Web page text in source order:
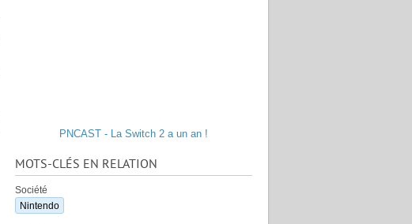
PNCAST - La Switch 2 a un an !
MOTS-CLÉS EN RELATION
Société
Nintendo